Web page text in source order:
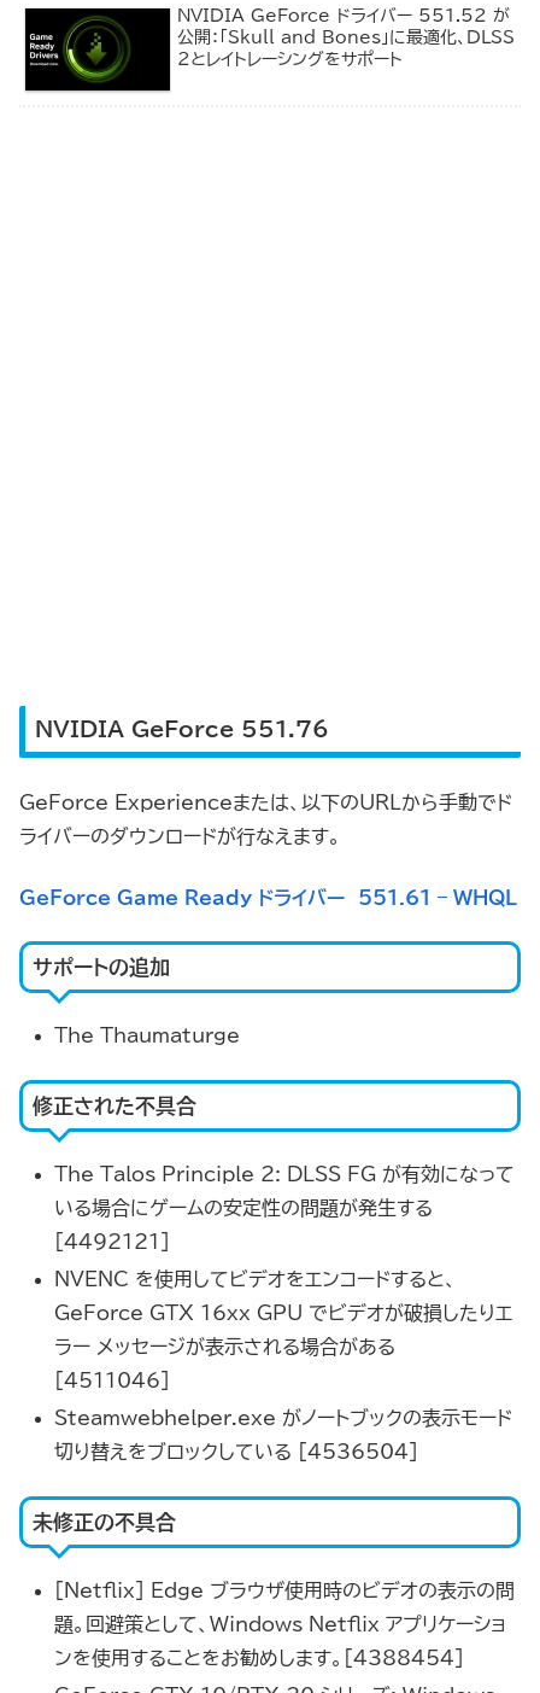
NVIDIA GeForce ドライバー 551.52 が
公開：「Skull and Bones」に最適化、DLSS
2とレイトレーシングをサポート
NVIDIA GeForce 551.76
GeForce Experienceまたは、以下のURLから手動でド
ライバーのダウンロードが行なえます。
GeForce Game Ready ドライバー 551. 61 – WHQL
サポートの追加
The Thaumaturge
修正された不具合
The Talos Principle 2: DLSS FG が有効になって
いる場合にゲームの安定性の問題が発生する
[4492121]
NVENC を使用してビデオをエンコードすると、
GeForce GTX 16xx GPU でビデオが破損したりエ
ラー メッセージが表示される場合がある
[4511046]
Steamwebhelper.exe がノートブックの表示モード
切り替えをブロックしている [4536504]
未修正の不具合
[Netflix] Edge ブラウザ使用時のビデオの表示の問
題。回避策として、Windows Netflix アプリケーショ
ンを使用することをお勧めします。[4388454]